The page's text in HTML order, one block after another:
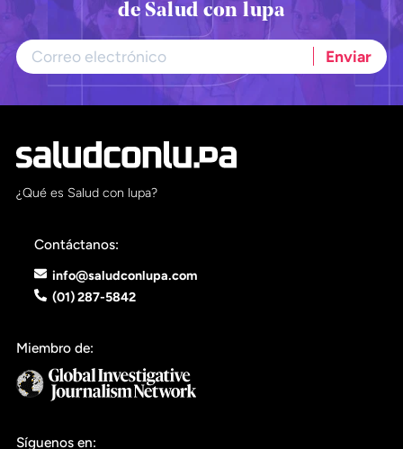
de Salud con lupa
¿Qué es Salud con lupa?
Contáctanos:
info@saludconlupa.com
(01) 287-5842
Miembro de:
Síguenos en: